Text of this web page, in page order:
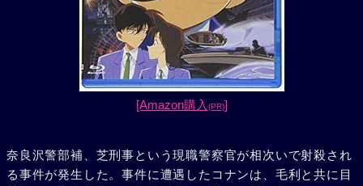
[Amazon購入 (PR)]
奈良沢警部補、芝刑事という現職警察官が相次いで射殺され
る事件が発生した。事件に遭遇したコナンは、毛利と共に目